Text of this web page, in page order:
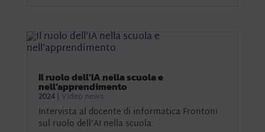
Il ruolo dell’IA nella scuola e
nell’apprendimento
2024| Video news
Intervista al docente di informatica Frontoni
sul ruolo dell’AI nella scuola.